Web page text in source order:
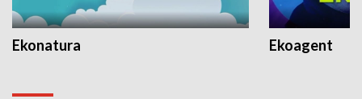
Ekonatura Ekoagent